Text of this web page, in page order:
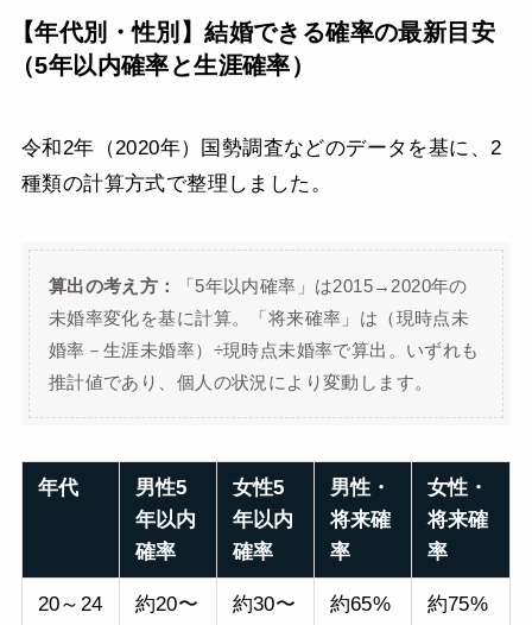
【年代別・性別】結婚できる確率の最新目安
（5年以内確率と生涯確率）
令和2年（2020年）国勢調査などのデータを基に、2
種類の計算方式で整理しました。
算出の考え方：
「5年以内確率」は2015→2020年の
未婚率変化を基に計算。「将来確率」は（現時点未
婚率－生涯未婚率）÷現時点未婚率で算出。いずれも
推計値であり、個人の状況により変動します。
年代
男性5
年以内
確率
女性5
年以内
確率
男性・
将来確
率
女性・
将来確
率
20～24 約20〜 約30〜 約65% 約75%